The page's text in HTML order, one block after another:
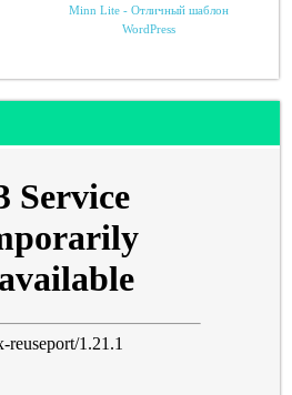
Minn Lite - Отличный шаблон
WordPress